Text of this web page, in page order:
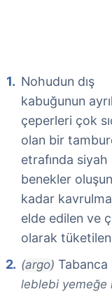
Nohudun dış
kabuğunun
çeperleri çok
olan bir
etrafında siyah
benekler
kadar
elde edilen ve
olarak
(argo) Tabanca
leblebi yemeğe